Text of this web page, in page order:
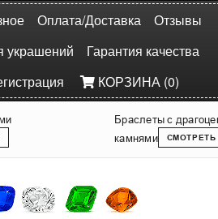
Оплата/Доставка
Отзывы
украшений
Гарантия качества
КОРЗИНА (0)
Браслеты с
камнями
СМОТРЕТЬ